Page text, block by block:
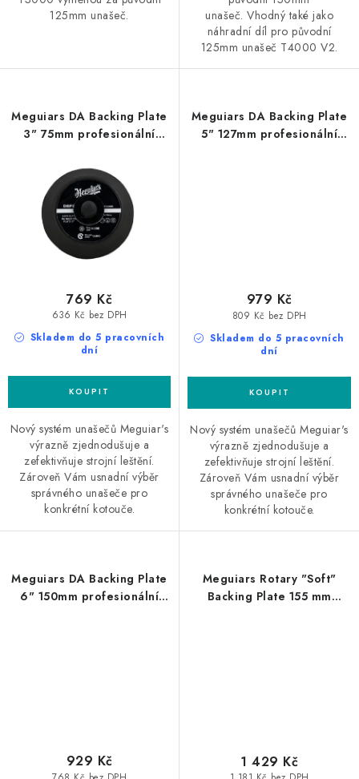
125mm unašeč.
unašeč. Vhodný také jako
náhradní díl pro původní
125mm unašeč T4000 V2.
Meguiars DA Backing Plate
3" 75mm profesionální
Skladem do 5 pracovních
dní
636 Kč bez DPH
769 Kč
Nový systém unašečů Meguiar's
výrazně zjednodušuje a
zefektivňuje strojní leštění.
Zároveň Vám usnadní výběr
správného unašeče pro
konkrétní kotouče.
Meguiars DA Backing Plate
5" 127mm profesionální
Skladem do 5 pracovních
dní
809 Kč bez DPH
979 Kč
Nový systém unašečů Meguiar's
výrazně zjednodušuje a
zefektivňuje strojní leštění.
Zároveň Vám usnadní výběr
správného unašeče pro
konkrétní kotouče.
Meguiars DA Backing Plate
6" 150mm profesionální
929 Kč
Meguiars Rotary "Soft"
Backing Plate 155 mm
1 429 Kč